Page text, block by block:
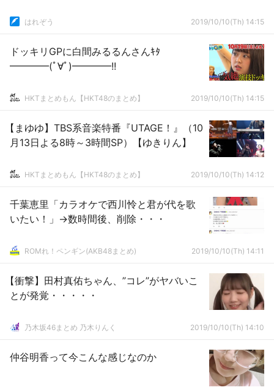
はれぞう 2019/10/10(Th) 14:15
ドッキリGPに白間みるるんさんｷﾀ
━━━━(ﾟ∀ﾟ)━━━━!!
HKTまとめもん【HKT48のまとめ】 2019/10/10(Th) 14:15
【まゆゆ】TBS系音楽特番『UTAGE！』（10
月13日よる8時～3時間SP）【ゆきりん】
HKTまとめもん【HKT48のまとめ】 2019/10/10(Th) 14:12
千葉恵里「カラオケで西川怜と君が代を歌
いたい！」→数時間後、削除・・・
ROMれ！ペンギン(AKB48まとめ) 2019/10/10(Th) 14:11
【衝撃】田村真佑ちゃん、”コレ”がヤバいこ
とが発覚・・・・・
乃木坂46まとめ 乃木りんく 2019/10/10(Th) 14:10
仲谷明香って今こんな感じなのか